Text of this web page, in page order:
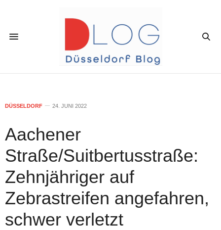
DÜSSELDORF 24. JUNI 2022
Aachener
Straße/Suitbertusstraße:
Zehnjähriger auf
Zebrastreifen angefahren,
schwer verletzt